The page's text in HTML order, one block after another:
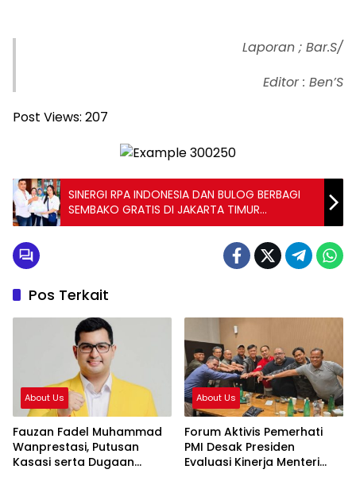
Laporan ; Bar.S/
Editor : Ben’S
Post Views: 207
SINERGI RPA INDONESIA DAN BULOG BERBAGI
SEMBAKO GRATIS DI JAKARTA TIMUR
MENYAMBUT HUT DKI JAKARTA
Pos Terkait
About Us
Fauzan Fadel Muhammad
Wanprestasi, Putusan
Kasasi serta Dugaan
About Us
Forum Aktivis Pemerhati
PMI Desak Presiden
Evaluasi Kinerja Menteri